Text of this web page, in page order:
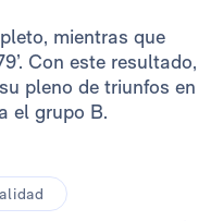
mientras que
Con este resultado,
pleno de triunfos en
el grupo B.